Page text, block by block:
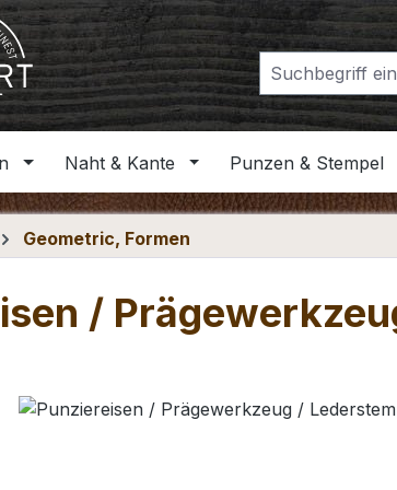
springen
Naht & Kante Punzen & Stempel
Geometric, Formen
/